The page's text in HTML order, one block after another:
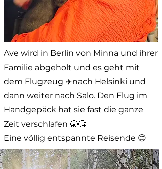
Ave wird in Berlin von Minna und ihrer
Familie abgeholt und es geht mit
dem Flugzeug ✈️nach Helsinki und
dann weiter nach Salo. Den Flug im
Handgepäck hat sie fast die ganze
Zeit verschlafen 🥱😴
Eine völlig entspannte Reisende 😊